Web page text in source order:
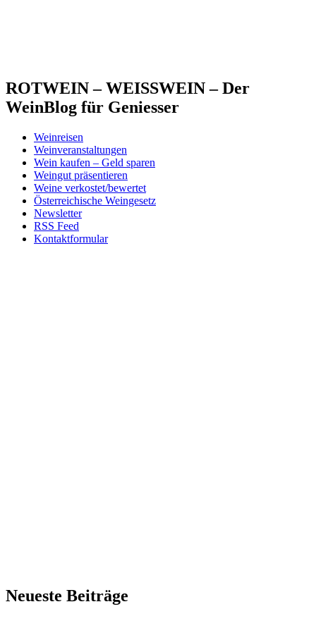
ROTWEIN – WEISSWEIN – Der
WeinBlog für Geniesser
Weinreisen
Weinveranstaltungen
Wein kaufen – Geld sparen
Weingut präsentieren
Weine verkostet/bewertet
Österreichische Weingesetz
Newsletter
RSS Feed
Kontaktformular
Neueste Beiträge